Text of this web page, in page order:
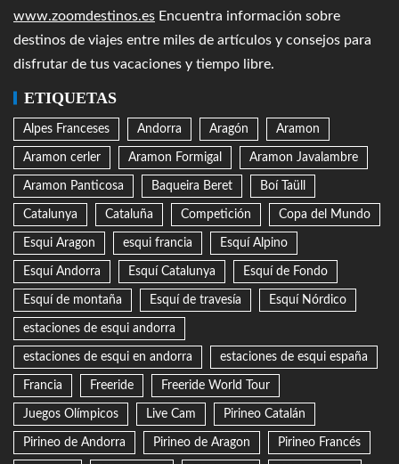
www.zoomdestinos.es Encuentra información sobre
destinos de viajes entre miles de artículos y consejos para
disfrutar de tus vacaciones y tiempo libre.
ETIQUETAS
Alpes Franceses Andorra Aragón Aramon
Aramon cerler Aramon Formigal Aramon Javalambre
Aramon Panticosa Baqueira Beret Boí Taüll
Catalunya Cataluña Competición Copa del Mundo
Esqui Aragon esqui francia Esquí Alpino
Esquí Andorra Esquí Catalunya Esquí de Fondo
Esquí de montaña Esquí de travesía Esquí Nórdico
estaciones de esqui andorra
estaciones de esqui en andorra estaciones de esqui españa
Francia Freeride Freeride World Tour
Juegos Olímpicos Live Cam Pirineo Catalán
Pirineo de Andorra Pirineo de Aragon Pirineo Francés